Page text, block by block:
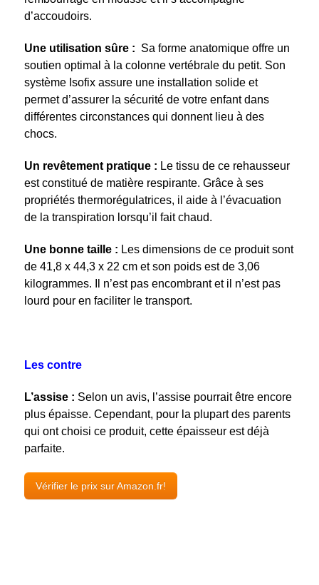
d’accoudoirs.
Une utilisation sûre : Sa forme anatomique offre un
soutien optimal à la colonne vertébrale du petit. Son
système Isofix assure une installation solide et
permet d’assurer la sécurité de votre enfant dans
différentes circonstances qui donnent lieu à des
chocs.
Un revêtement pratique : Le tissu de ce rehausseur
est constitué de matière respirante. Grâce à ses
propriétés thermorégulatrices, il aide à l’évacuation
de la transpiration lorsqu’il fait chaud.
Une bonne taille : Les dimensions de ce produit sont
de 41,8 x 44,3 x 22 cm et son poids est de 3,06
kilogrammes. Il n’est pas encombrant et il n’est pas
lourd pour en faciliter le transport.
Les contre
L’assise : Selon un avis, l’assise pourrait être encore
plus épaisse. Cependant, pour la plupart des parents
qui ont choisi ce produit, cette épaisseur est déjà
parfaite.
Vérifier le prix sur Amazon.fr!